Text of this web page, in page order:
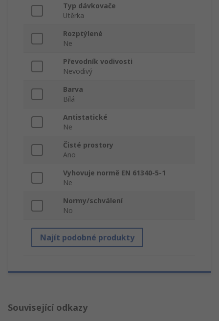
Typ dávkovače
Utěrka
Rozptýlené
Ne
Převodník vodivosti
Nevodivý
Barva
Bílá
Antistatické
Ne
Čisté prostory
Ano
Vyhovuje normě EN 61340-5-1
Ne
Normy/schválení
No
Najít podobné produkty
Související odkazy